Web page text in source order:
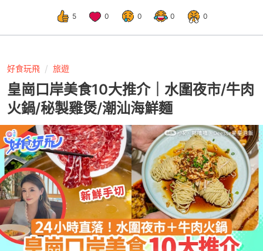
5 0 0 0 0
好食玩飛 旅遊
皇崗口岸美食10大推介｜水圍夜市/牛肉
火鍋/秘製雞煲/潮汕海鮮麵